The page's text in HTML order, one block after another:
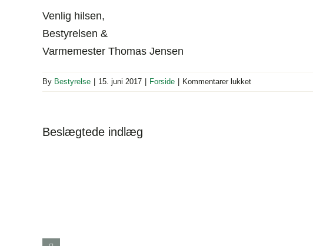
Venlig hilsen,
Bestyrelsen &
Varmemester Thomas Jensen
By Bestyrelse 15. juni 2017 Forside Kommentarer lukkettil
Beboerinformation
Beslægtede indlæg